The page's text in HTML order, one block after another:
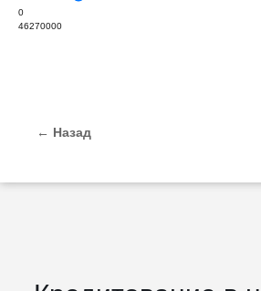
0
46270000
← Назад